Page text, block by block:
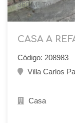
360 M² Totales
CASA A
Código: 208983
Villa Carlos
Casa